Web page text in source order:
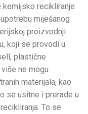
kemijsko recikliranje
miješanog
proizvodnji
koji se provodi u
plastične
ne mogu
materijala, kao
se usitne i prerade u
To se